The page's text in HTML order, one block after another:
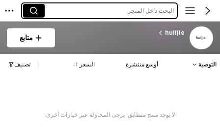
البحث داخل المتجر
huiijie
متابع
التوصية أوسع منتشرة السعر تصنيف
لا يوجد منتج متطابق. يرجى المحاولة عبر خيارات أخرى.